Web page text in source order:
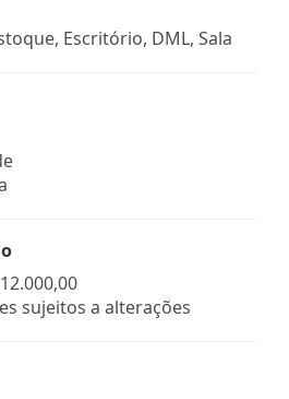
Escritório, DML, Sala
sujeitos a alterações